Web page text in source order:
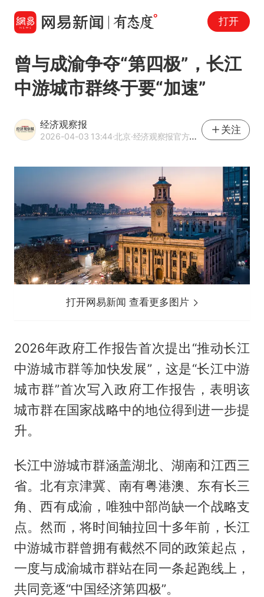
打开
曾与成渝争夺“第四极”，长江
中游城市群终于要“加速”
经济观察报
2026-04-03 13:44·北京·经济观察报官方网易号
关注
打开网易新闻 查看更多图片
2026年政府工作报告首次提出“推动长江
中游城市群等加快发展”，这是“长江中游
城市群”首次写入政府工作报告，表明该
城市群在国家战略中的地位得到进一步提
升。
长江中游城市群涵盖湖北、湖南和江西三
省。北有京津冀、南有粤港澳、东有长三
角、西有成渝，唯独中部尚缺一个战略支
点。然而，将时间轴拉回十多年前，长江
中游城市群曾拥有截然不同的政策起点，
一度与成渝城市群站在同一条起跑线上，
共同竞逐“中国经济第四极”。